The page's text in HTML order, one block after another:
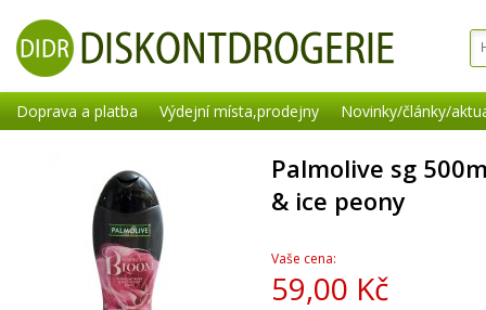
Doprava a platba Výdejní místa,prodejny Novinky/články/
Palmolive sg
& ice peony
Vaše cena:
59,00 Kč